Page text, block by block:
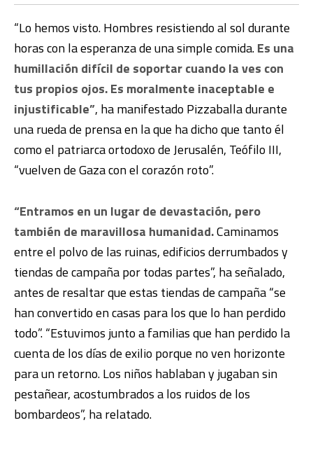
“Lo hemos visto. Hombres resistiendo al sol durante
horas con la esperanza de una simple comida.Es una
humillación difícil de soportar cuando la ves con
tus propios ojos. Es moralmente inaceptable e
injustificable”, ha manifestado Pizzaballa durante
una rueda de prensa en la que ha dicho que tanto él
como el patriarca ortodoxo de Jerusalén, Teófilo III,
“vuelven de Gaza con el corazón roto”.
“Entramos en un lugar de devastación, pero
también de maravillosa humanidad.Caminamos
entre el polvo de las ruinas, edificios derrumbados y
tiendas de campaña por todas partes”, ha señalado,
antes de resaltar que estas tiendas de campaña “se
han convertido en casas para los que lo han perdido
todo”. “Estuvimos junto a familias que han perdido la
cuenta de los días de exilio porque no ven horizonte
para un retorno. Los niños hablaban y jugaban sin
pestañear, acostumbrados a los ruidos de los
bombardeos”, ha relatado.